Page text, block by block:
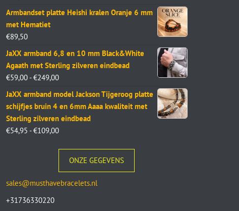
Armbandset platte Heishi kralen Oranje 6 mm
met Hematiet
€89,50
JaXX armband 6,8 en 10 mm Black&White
Agaath met Sterling zilveren eindbead
€59,00 - €249,00
JaXX armband model Jackson Tijgeroog platte
schijfjes bruin 4 en 6mm Aaaa kwaliteit met
Sterling zilveren eindbead
€54,95 - €109,00
ONZE GEGEVENS
sales@musthavebracelets.nl
+31736330220